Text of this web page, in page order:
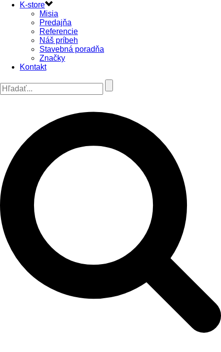
K-store
Misia
Predajňa
Referencie
Náš príbeh
Stavebná poradňa
Značky
Kontakt